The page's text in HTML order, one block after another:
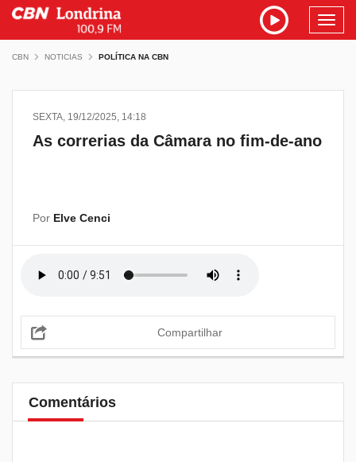
CBN NOTICIAS POLÍTICA NA CBN
SEXTA, 19/12/2025, 14:18
As correrias da Câmara no fim-de-ano
Por Elve Cenci
Compartilhar
Comentários